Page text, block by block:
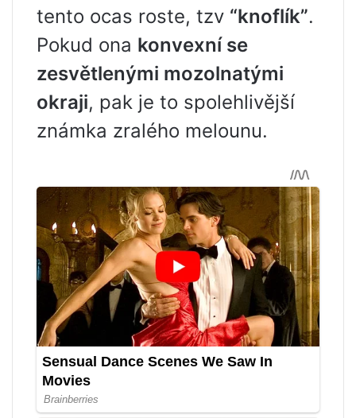
tento ocas roste, tzv “knoflík”.
Pokud ona konvexní se
zesvětlenými mozolnatými
okraji, pak je to spolehlivější
známka zralého melounu.